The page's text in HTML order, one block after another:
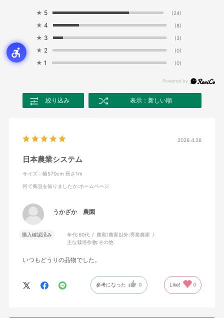
★ 5 (24)
★ 4 (8)
★ 3 (3)
★ 2 (0)
★ 1 (0)
絞り込み 表示：新しい順
2026.4.26
日本農業システム
サイズ：幅570cm 長さ1m
何で商品を知りましたか:ホームページ
うかざか 農園
購入確認済み 年代:60代 農家/農家以外:専業農家
主な栽培作物:その他
いつもどうりの品物でした。
参考になった 0 Like! 0